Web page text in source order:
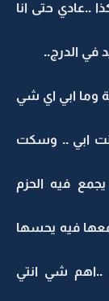
..عادي حتى انا
في الدرج..
وما ابي اي شي
ابي .. وسكت
فيه الحزم
فيه يحسها
..اهم شي انتي